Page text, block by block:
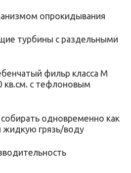
опрокидывания
турбины с раздельными
фильр класса М
кв.см. с тефлоновым
одновременно как
жидкую грязь/воду